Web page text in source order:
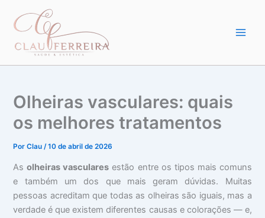
para
conteúdo
Olheiras vasculares: quais
os melhores tratamentos
PorClau/10 de abril de 2026
Asolheiras vasculares estão entre os tipos mais comuns
e também um dos que mais geram dúvidas. Muitas
pessoas acreditam que todas as olheiras são iguais, mas a
verdade é que existem diferentes causas e colorações — e,